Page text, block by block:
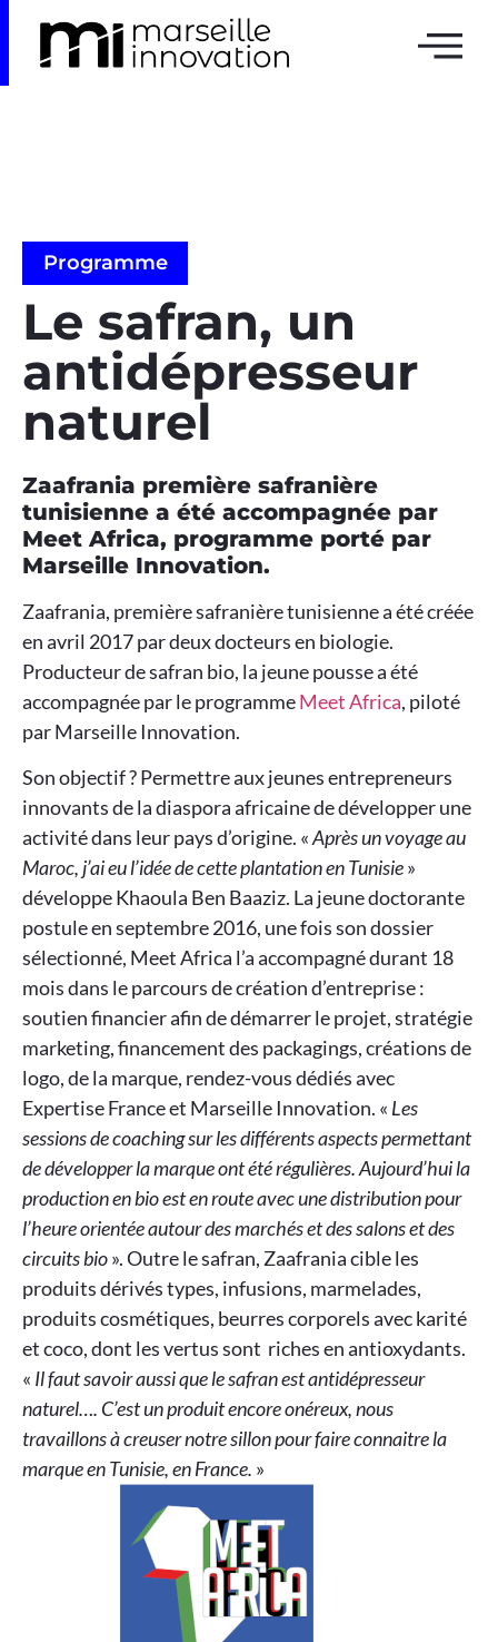
Programme
Le safran, un
antidépresseur
naturel
Zaafrania première safranière
tunisienne a été accompagnée par
Meet Africa, programme porté par
Marseille Innovation.
Zaafrania, première safranière tunisienne a été créée
en avril 2017 par deux docteurs en biologie.
Producteur de safran bio, la jeune pousse a été
accompagnée par le programmeMeet Africa, piloté
par Marseille Innovation.
Son objectif ? Permettre aux jeunes entrepreneurs
innovants de la diaspora africaine de développer une
activité dans leur pays d’origine. «Après un voyage au
Maroc, j’ai eu l’idée de cette plantation en Tunisie»
développe Khaoula Ben Baaziz. La jeune doctorante
postule en septembre 2016, une fois son dossier
sélectionné, Meet Africa l’a accompagné durant 18
mois dans le parcours de création d’entreprise :
soutien financier afin de démarrer le projet, stratégie
marketing, financement des packagings, créations de
logo, de la marque, rendez-vous dédiés avec
Expertise France et Marseille Innovation. « Les
sessions de coaching sur les différents aspects permettant
de développer la marque ont été régulières. Aujourd’hui la
production en bio est en route avec une distribution pour
l’heure orientée autour des marchés et des salons et des
circuits bio». Outre le safran, Zaafrania cible les
produits dérivés types, infusions, marmelades,
produits cosmétiques, beurres corporels avec karité
et coco, dont les vertus sont riches en antioxydants.
« Il faut savoir aussi que le safran est antidépresseur
naturel…. C’est un produit encore onéreux, nous
travaillons à creuser notre sillon pour faire connaitre la
marque en Tunisie, en France. »